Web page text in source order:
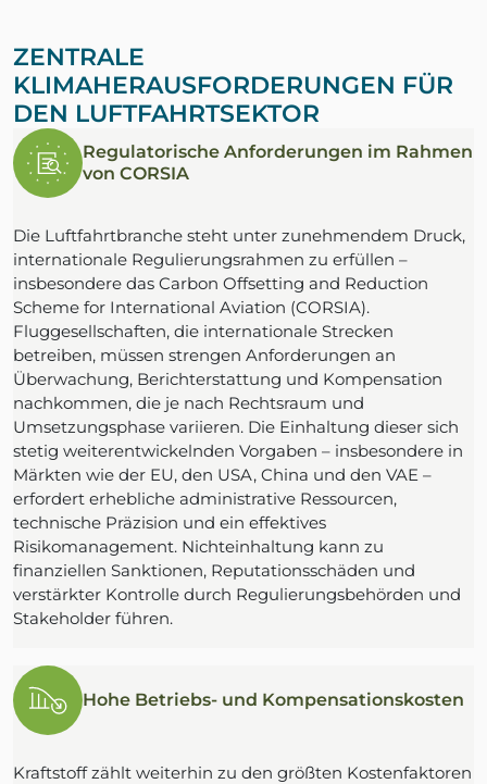
ZENTRALE
KLIMAHERAUSFORDERUNGEN FÜR
DEN LUFTFAHRTSEKTOR
Regulatorische Anforderungen im Rahmen
von CORSIA
Die Luftfahrtbranche steht unter zunehmendem Druck,
internationale Regulierungsrahmen zu erfüllen –
insbesondere das Carbon Offsetting and Reduction
Scheme for International Aviation (CORSIA).
Fluggesellschaften, die internationale Strecken
betreiben, müssen strengen Anforderungen an
Überwachung, Berichterstattung und Kompensation
nachkommen, die je nach Rechtsraum und
Umsetzungsphase variieren. Die Einhaltung dieser sich
stetig weiterentwickelnden Vorgaben – insbesondere in
Märkten wie der EU, den USA, China und den VAE –
erfordert erhebliche administrative Ressourcen,
technische Präzision und ein effektives
Risikomanagement. Nichteinhaltung kann zu
finanziellen Sanktionen, Reputationsschäden und
verstärkter Kontrolle durch Regulierungsbehörden und
Stakeholder führen.
Hohe Betriebs- und Kompensationskosten
Kraftstoff zählt weiterhin zu den größten Kostenfaktoren